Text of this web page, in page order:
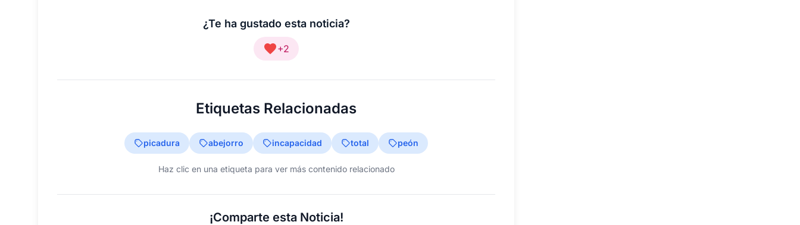
¿Te ha gustado esta noticia?
+2
Etiquetas Relacionadas
picadura abejorro incapacidad total peón
Haz clic en una etiqueta para ver más contenido relacionado
¡Comparte esta Noticia!